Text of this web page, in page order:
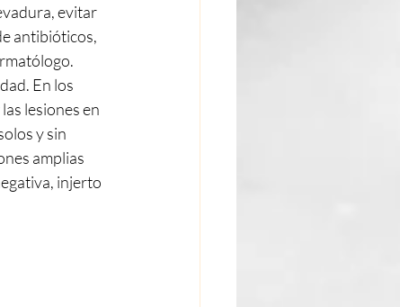
evitar
antibióticos,
En los
lesiones en
y sin
amplias
injerto